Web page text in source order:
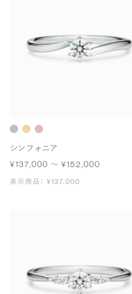
シンフォニア
¥137,000 〜 ¥152,000
表示商品： ¥137,000